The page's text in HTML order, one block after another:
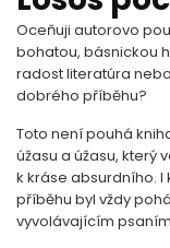
Oceňuji autorovo
bohatou, básnickou
radost literatúra
dobrého příběhu?
Toto není pouhá
úžasu a úžasu, který
k kráse absurdního. I
příběhu byl vždy
vyvolávajícím